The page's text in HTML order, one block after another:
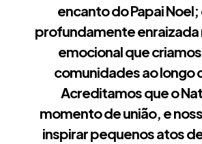
encanto do Papai Noel;
profundamente enraizada
emocional que
comunidades ao longo
Acreditamos que o
momento de união, e
inspirar pequenos atos